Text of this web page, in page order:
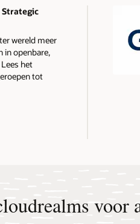
wereld meer
in openbare,
het
tot
voor